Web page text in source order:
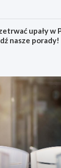
upały w
nasze porady!